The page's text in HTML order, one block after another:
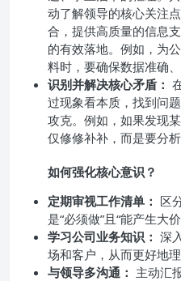
动了解领导的核心关注
合，提供高质量的信息
的有效落地。例如，为
料时，要确保数据准确
识别并解决核心矛盾：
过现象看本质，找到问
攻克。例如，如果发现
仅修修补补，而是要分
如何强化核心意识？
定期审视工作清单： 区
是“必须做”且“能产生大
学习公司业务知识： 深
场和客户，从而更好地
与领导多沟通： 主动汇